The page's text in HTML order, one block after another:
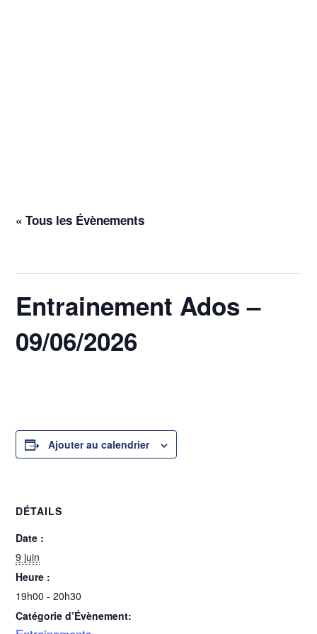
« Tous les Évènements
Entrainement Ados –
09/06/2026
Ajouter au calendrier
DÉTAILS
Date :
9 juin
Heure :
19h00 - 20h30
Catégorie d’Évènement: